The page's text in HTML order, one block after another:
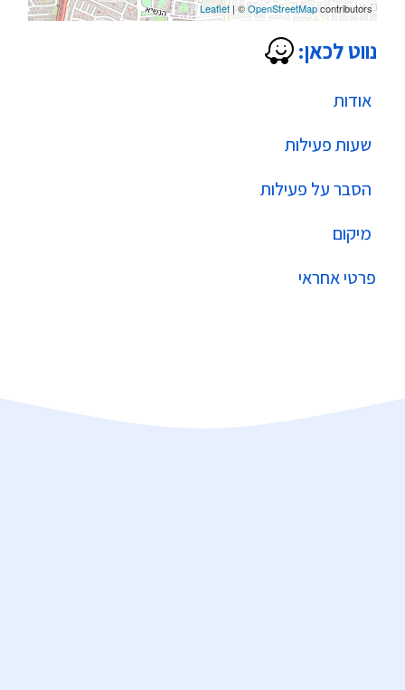
אודות
שעות פעילות
הסבר על פעילות
מיקום
פרטי אחראי
Leaflet | ©OpenStreetMapcontributors
נווט לכאן: